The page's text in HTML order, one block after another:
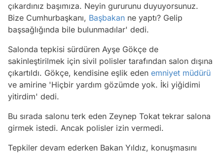
çıkardınız başımıza. Neyin gururunu duyuyorsunuz.
Bize Cumhurbaşkanı, Başbakan ne yaptı? Gelip
başsağlığında bile bulunmadılar' dedi.
Salonda tepkisi sürdüren Ayşe Gökçe de
sakinleştirilmek için sivil polisler tarafından salon dışına
çıkartıldı. Gökçe, kendisine eşlik eden emniyet müdürü
ve amirine 'Hiçbir yardım gözümde yok. İki yiğidimi
yitirdim' dedi.
Bu sırada salonu terk eden Zeynep Tokat tekrar salona
girmek istedi. Ancak polisler izin vermedi.
Tepkiler devam ederken Bakan Yıldız, konuşmasını